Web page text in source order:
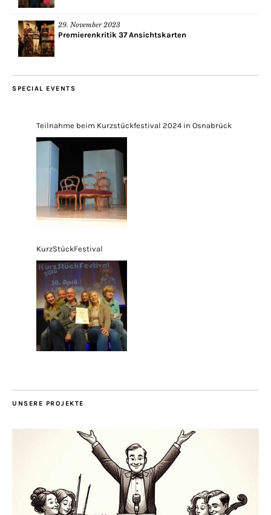
29. November 2023
Premierenkritik 37 Ansichtskarten
SPECIAL EVENTS
Teilnahme beim Kurzstückfestival 2024 in Osnabrück
KurzStückFestival
UNSERE PROJEKTE